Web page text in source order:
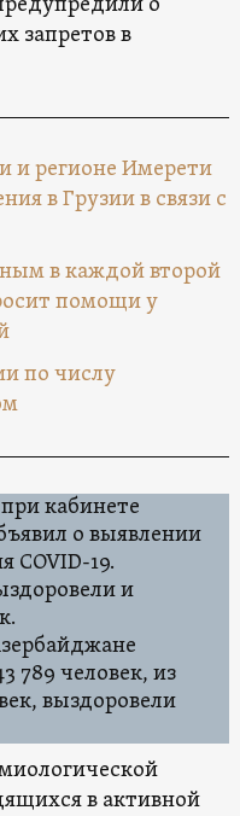
запретов в
и регионе Имерети
в Грузии в связи с
в каждой второй
помощи у
по числу
кабинете
о выявлении
COVID-19.
и
789 человек, из
выздоровели
в активной